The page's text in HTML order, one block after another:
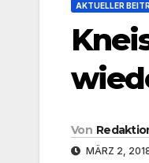
AKTUELLER
Von
MÄRZ 2,